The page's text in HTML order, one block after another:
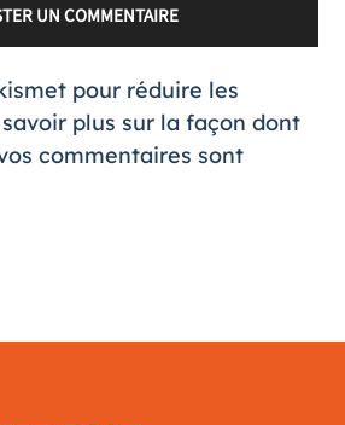
pour réduire les
savoir plus sur la façon dont
commentaires sont